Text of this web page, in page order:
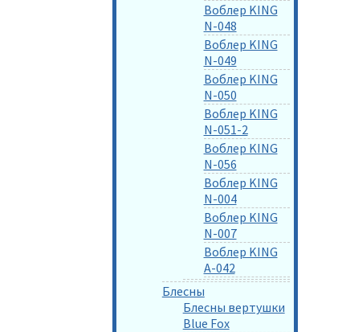
Воблер KING
N-048
Воблер KING
N-049
Воблер KING
N-050
Воблер KING
N-051-2
Воблер KING
N-056
Воблер KING
N-004
Воблер KING
N-007
Воблер KING
A-042
Блесны
Блесны вертушки
Blue Fox